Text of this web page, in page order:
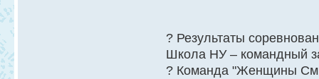
? Результаты
Школа НУ – командный
? Команда "Женщины